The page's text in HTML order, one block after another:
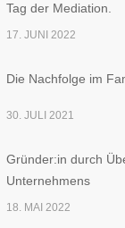
Tag der Mediation.
17. JUNI 2022
Die Nachfolge im
30. JULI 2021
Gründer:in durch
Unternehmens
18. MAI 2022